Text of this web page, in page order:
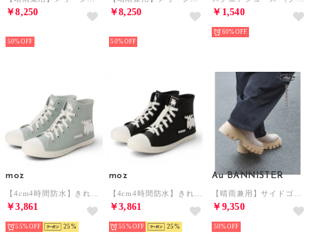
￥8,250
50%
￥8,250
50%
￥1,540
60%
moz
￥3,861
55% 25
moz
￥3,861
55% 25
Au BANNISTER
￥9,350
50%